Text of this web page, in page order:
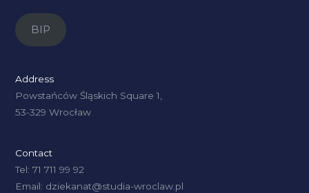
BIP
Address
Powstańców Śląskich Square 1,
53-329 Wrocław
Contact
Tel: 71 711 99 92
Email: dziekanat@studia-wroclaw.pl